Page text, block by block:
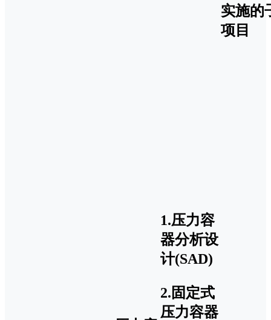
实施的
项目
1.压力容
器分析设
计(SAD)
2.固定式
压力容器